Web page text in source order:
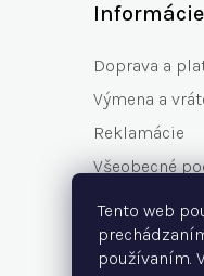
Tento web
používaním.
Informácie
Doprava a
Výmena a
Reklamácie
Všeobecné
Zásady
Často